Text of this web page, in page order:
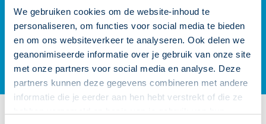
We gebruiken cookies om de website-inhoud te
personaliseren, om functies voor social media te bieden
en om ons websiteverkeer te analyseren. Ook delen we
geanonimiseerde informatie over je gebruik van onze site
met onze partners voor social media en analyse. Deze
partners kunnen deze gegevens combineren met andere
informatie die je eerder aan hen hebt verstrekt of die ze